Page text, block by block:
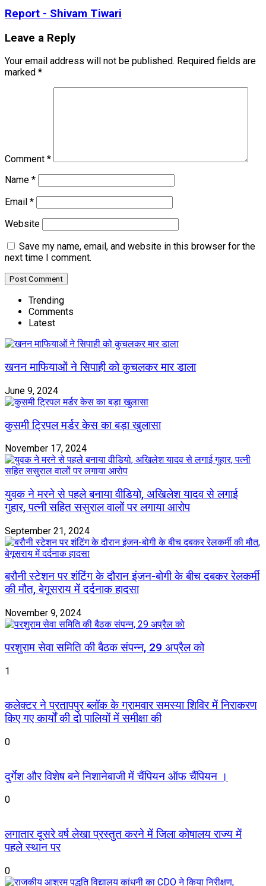
Report - Shivam Tiwari
Leave a Reply
Your email address will not be published. Required fields are
marked *
Comment *
Name *
Email *
Website
Save my name, email, and website in this browser for the
next time I comment.
Trending
Comments
Latest
खनन माफियाओं ने सिपाही को कुचलकर मार डाला
June 9, 2024
कुसमी ट्रिपल मर्डर केस का बड़ा खुलासा
November 17, 2024
युवक ने मरने से पहले बनाया वीडियो, अखिलेश यादव से लगाई
गुहार, पत्नी सहित ससुराल वालों पर लगाया आरोप
September 21, 2024
बरौनी स्टेशन पर शंटिंग के दौरान इंजन-बोगी के बीच दबकर रेलकर्मी
की मौत, बेगूसराय में दर्दनाक हादसा
November 9, 2024
परशुराम सेवा समिति की बैठक संपन्न, 29 अप्रैल को
1
कलेक्टर ने प्रतापपुर ब्लॉक के ग्रामवार समस्या शिविर में निराकरण
किए गए कार्यों की दो पालियों में समीक्षा की
0
दुर्गेश और विशेष बने निशानेबाजी में चैंपियन ऑफ चैंपियन ।
0
लगातार दूसरे वर्ष लेखा प्रस्तुत करने में जिला कोषालय राज्य में
पहले स्थान पर
0